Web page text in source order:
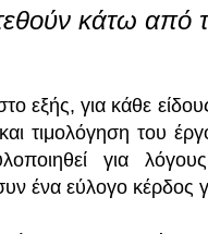
κάτω από
εξής, για κάθε
τιμολόγηση του
για
ένα εύλογο κέρδος